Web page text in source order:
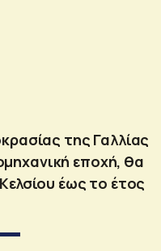
της Γαλλίας
εποχή, θα
έως το έτος